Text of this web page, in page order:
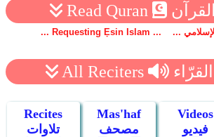
Read Quran
All Reciters
Recites
تلاوات
Mas'haf
مصحف
Videos
فيديو